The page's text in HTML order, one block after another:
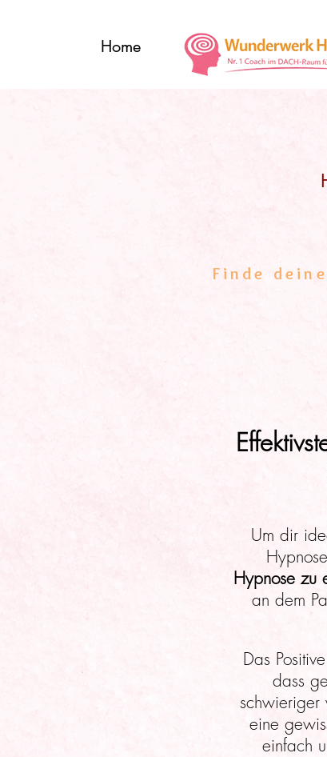
Home
Finde
Um dir
Hypnose zu
an dem
Das
dass
schwieriger
eine
einfach